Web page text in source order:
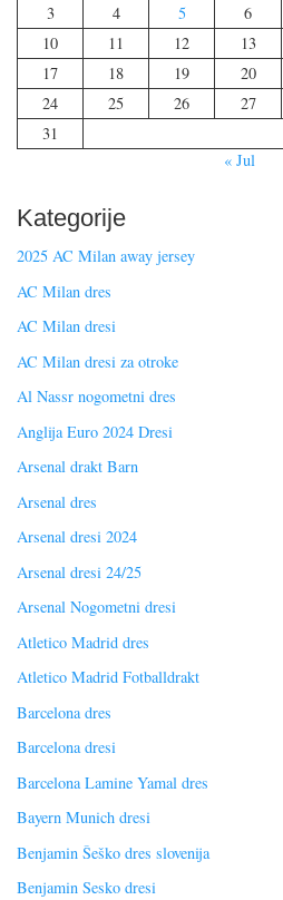
3
4 5 6
10
11 12 13
17
18 19 20
24
25 26 27
31
« Jul
Kategorije
2025 AC Milan away jersey
AC Milan dres
AC Milan dresi
AC Milan dresi za otroke
Al Nassr nogometni dres
Anglija Euro 2024 Dresi
Arsenal drakt Barn
Arsenal dres
Arsenal dresi 2024
Arsenal dresi 24/25
Arsenal Nogometni dresi
Atletico Madrid dres
Atletico Madrid Fotballdrakt
Barcelona dres
Barcelona dresi
Barcelona Lamine Yamal dres
Bayern Munich dresi
Benjamin Šeško dres slovenija
Benjamin Sesko dresi